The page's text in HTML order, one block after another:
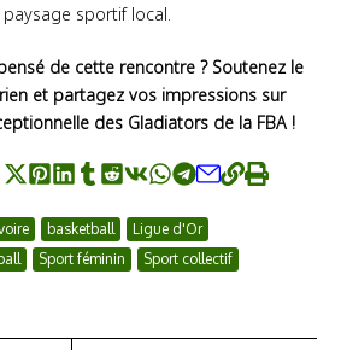
sportif local.
de cette rencontre ? Soutenez le
et partagez vos impressions sur
des Gladiators de la FBA !
basketball
Ligue d'Or
Sport féminin Sport collectif